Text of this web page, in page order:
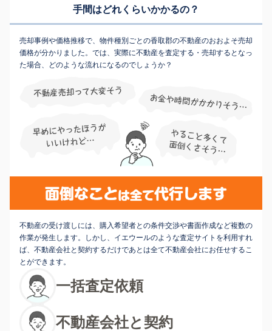
手間はどれくらいかかるの？
売却事例や価格推移で、物件種別ごとの香取郡の不動産のおおよそ売却
価格が分かりました。では、実際に不動産を査定する・売却するとなっ
た場合、どのような流れになるのでしょうか？
不動産の受け渡しには、購入希望者との条件交渉や書面作成など複数の
作業が発生します。しかし、イエウールのような査定サイトを利用すれ
ば、不動産会社と契約するだけであとは全て不動産会社にお任せするこ
とができます。
一括査定依頼
不動産会社と契約